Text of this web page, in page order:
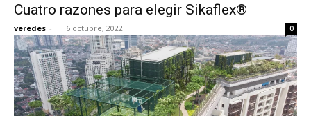
Cuatro razones para elegir Sikaflex®
veredes - 6 octubre, 2022 0